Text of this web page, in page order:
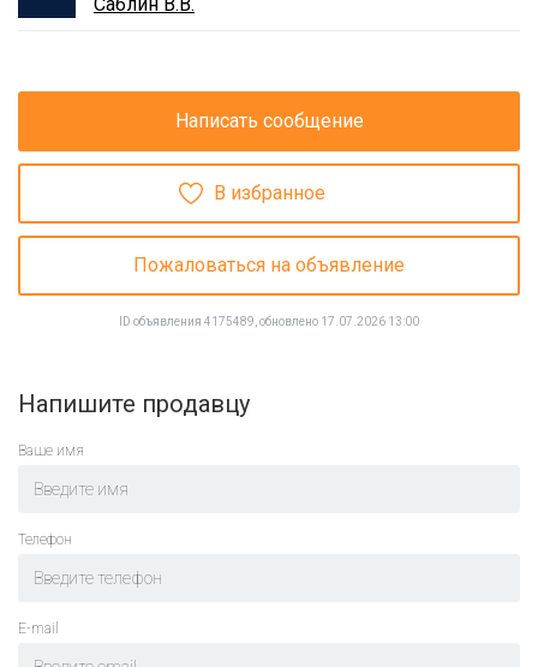
Написать сообщение
В избранное
Пожаловаться на объявление
ID объявления 4175489, обновлено 17.07.2026 13:00
Напишите продавцу
Ваше имя
Телефон
E-mail